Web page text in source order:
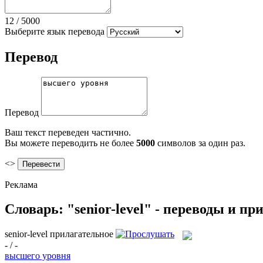
12 / 5000
Выберите язык перевода
Перевод
Перевод
Ваш текст переведен частично.
Вы можете переводить не более 5000 символов за один раз.
<>
Реклама
Словарь: "senior-level" - переводы и
senior-level прилагательное
- / -
высшего уровня